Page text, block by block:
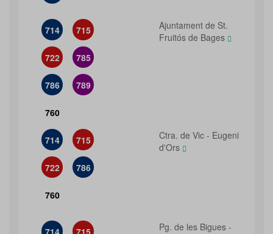
714 715
722 785
786 789
760
Ajuntament de St.
Fruitós de Bages
714 715
722 786
760
Ctra. de Vic - Eugeni
d'Ors
714 715
Pg. de les Bigues -